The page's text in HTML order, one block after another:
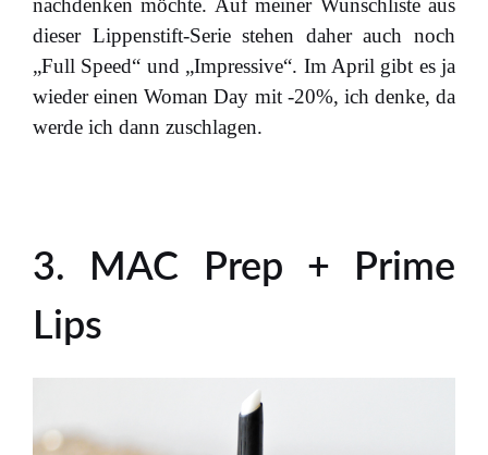
dieser Lippenstift-Serie stehen daher auch noch
„Full Speed“ und „Impressive“. Im April gibt es ja
wieder einen Woman Day mit -20%, ich denke, da
werde ich dann zuschlagen.
3. MAC Prep + Prime
Lips